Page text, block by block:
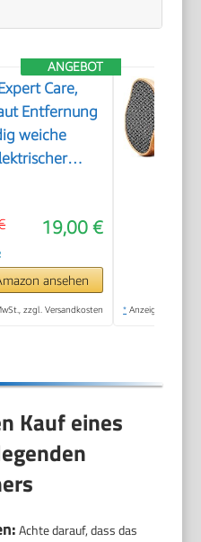
ANGEBOT
Care,
Entfernung
weiche
präzise
Gerät
Stück(1er
19,00 €
ansehen
zzgl. Versandkosten * Anzeige
Kauf eines
Achte darauf, dass das